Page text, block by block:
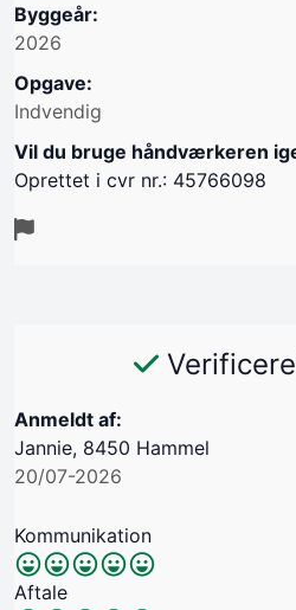
Byggeår:
2026
Opgave:
Indvendig
Vil du bruge håndværkeren
Oprettet i cvr nr.: 45766098
Anmeldt af:
Jannie, 8450 Hammel
20/07-2026
Kommunikation
Aftale